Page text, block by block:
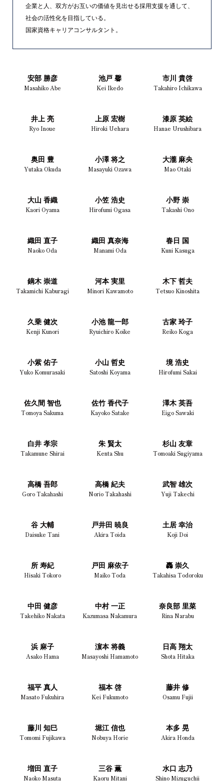
企業と人、双方がお互いの価値を見出せる採用支援を通して、
社会の活性化を目指している。
国家資格キャリアコンサルタント。
安部 勝彦
Masahiko Abe
池戸 馨
Kei Ikedo
市川 貴啓
Takahiro Ichikawa
井上 亮
Ryo Inoue
上原 宏樹
Hiroki Uehara
漆原 英絵
Hanae Urushibara
奥田 豊
Yutaka Okuda
小澤 将之
Masayuki Ozawa
大瀧 麻央
Mao Otaki
大山 香織
Kaori Oyama
小笠 浩史
Hirofumi Ogasa
小野 崇
Takashi Ono
織田 直子
Naoko Oda
織田 真奈海
Manami Oda
春日 国
Kuni Kasuga
鏑木 崇道
Takamichi Kaburagi
河本 実里
Minori Kawamoto
木下 哲夫
Tetsuo Kinoshita
久乗 健次
Kenji Kunori
小池 龍一郎
Ryuichiro Koike
古家 玲子
Reiko Koga
小紫 佑子
Yuko Komurasaki
小山 哲史
Satoshi Koyama
境 浩史
Hirofumi Sakai
佐久間 智也
Tomoya Sakuma
佐竹 香代子
Kayoko Satake
澤木 英吾
Eigo Sawaki
白井 孝宗
Takamune Shirai
朱 賢太
Kenta Shu
杉山 友章
Tomoaki Sugiyama
高橋 吾郎
Goro Takahashi
高橋 紀夫
Norio Takahashi
武智 雄次
Yuji Takechi
谷 大輔
Daisuke Tani
戸井田 暁良
Akira Toida
土居 幸治
Koji Doi
所 寿紀
Hisaki Tokoro
戸田 麻依子
Maiko Toda
轟 崇久
Takahisa Todoroku
中田 健彦
Takehiko Nakata
中村 一正
Kazumasa Nakamura
奈良部 里菜
Rina Narabu
浜 麻子
Asako Hama
濵本 将義
Masayoshi Hamamoto
日高 翔太
Shota Hitaka
福平 真人
Masato Fukuhira
福本 啓
Kei Fukumoto
藤井 修
Osamu Fujii
藤川 知巳
Tomomi Fujikawa
堀江 信也
Nobuya Horie
本多 晃
Akira Honda
増田 直子
Naoko Masuta
三谷 薫
Kaoru Mitani
水口 志乃
Shino Mizuguchii